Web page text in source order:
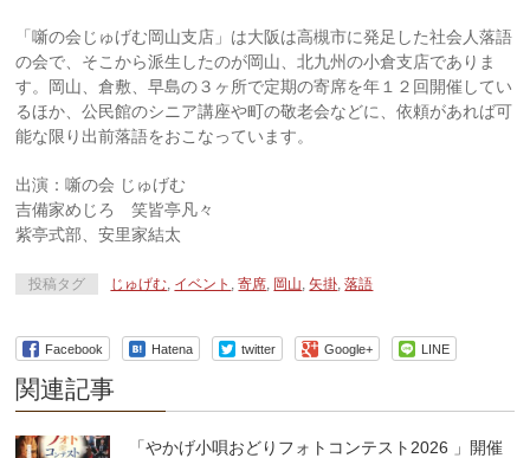
「噺の会じゅげむ岡山支店」は大阪は高槻市に発足した社会人落語
の会で、そこから派生したのが岡山、北九州の小倉支店でありま
す。岡山、倉敷、早島の３ヶ所で定期の寄席を年１２回開催してい
るほか、公民館のシニア講座や町の敬老会などに、依頼があれば可
能な限り出前落語をおこ なっています。
出演：噺の会 じゅげむ
吉備家めじろ 笑皆亭凡々
紫亭式部、安里家結太
投稿タグ じゅげむ イベント ,寄席 岡山 ,矢掛 ,落語
Facebook Hatena twitter Google+ LINE
関連記事
「やかげ小唄おどりフォトコンテスト2026 」開催